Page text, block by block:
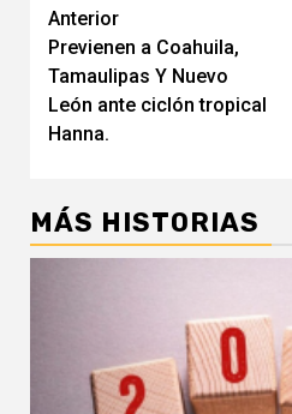
Navegación
de
entradas
Anterior
Previenen a Coahuila,
Tamaulipas Y Nuevo
León ante ciclón tropical
Hanna.
MÁS HISTORIAS